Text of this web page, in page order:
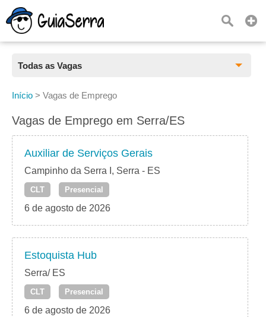
Todas as Vagas
Todas as Vagas
CLT
Freelancer
PJ
Início > Vagas de Emprego
Vagas de Emprego em Serra/ES
Auxiliar de Serviços Gerais
Campinho da Serra I, Serra - ES
CLT Presencial
6 de agosto de 2026
Estoquista Hub
Serra/ ES
CLT Presencial
6 de agosto de 2026